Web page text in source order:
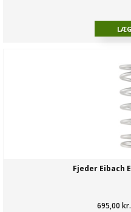
Fjeder Eibach
695,00